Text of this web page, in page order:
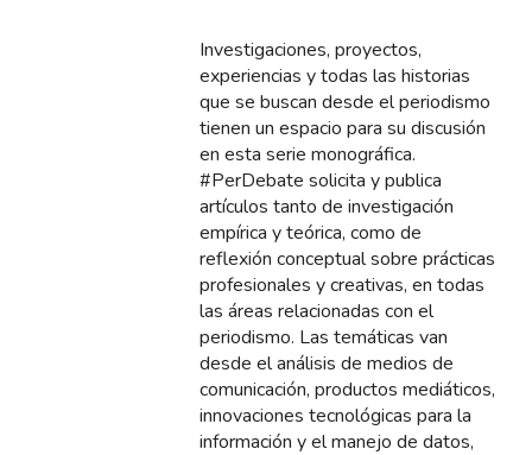
Investigaciones, proyectos,
experiencias y todas las historias
que se buscan desde el periodismo
tienen un espacio para su discusión
en esta serie monográfica.
#PerDebate solicita y publica
artículos tanto de investigación
empírica y teórica, como de
reflexión conceptual sobre prácticas
profesionales y creativas, en todas
las áreas relacionadas con el
periodismo. Las temáticas van
desde el análisis de medios de
comunicación, productos mediáticos,
innovaciones tecnológicas para la
información y el manejo de datos,